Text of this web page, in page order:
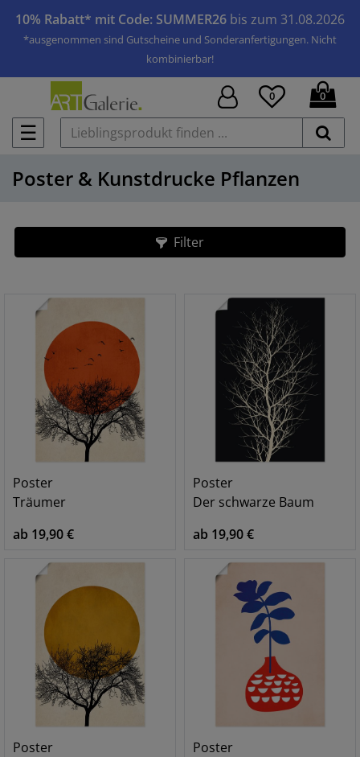
10% Rabatt* mit Code: SUMMER26 bis zum 31.08.2026
*ausgenommen sind Gutscheine und Sonderanfertigungen. Nicht
kombinierbar!
☰
0 0
Poster & Kunstdrucke Pflanzen
Filter
Poster
Träumer
ab 19,90 €
Poster
Der schwarze Baum
ab 19,90 €
Poster
Poster